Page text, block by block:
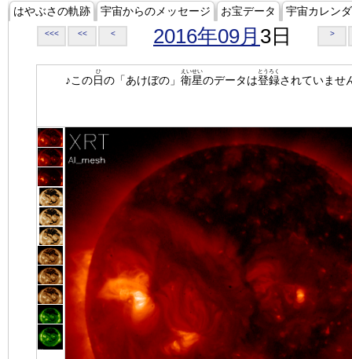
はやぶさの軌跡 宇宙からのメッセージ お宝データ 宇宙カレン
<<< << < 2016年09月 3日 >
♪この日
ひ
の「あけぼの」 衛星
えいせい
のデータは登録
とうろく
されていませ